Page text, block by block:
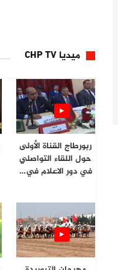
ميديا CHP TV
ربورطاج القناة الأولى
حول اللقاء التواصلي
في دور الاعلام في…